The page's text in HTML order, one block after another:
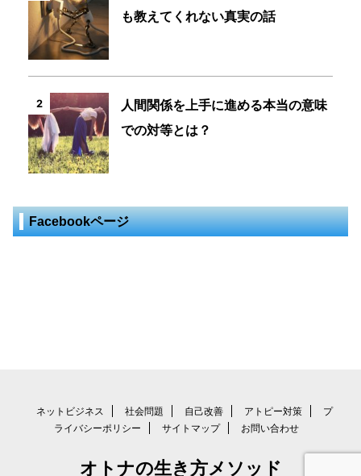
も教えてくれない真実の話
2
人間関係を上手に進める本当の意味
での対等とは？
Facebookページ
ネットビジネス 社会問題 自己改善 アトピー対策
プ
ライバシーポリシー
サイトマップ お問い合わせ
オトナの生き方メソッド
Copyright© オトナの生き方メソッド , 2026 All